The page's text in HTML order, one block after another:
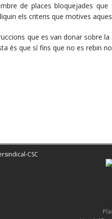
de places bloquejades
els criteris que motives
que es van donar sobre
és que sí fins que no es rebin
CSC